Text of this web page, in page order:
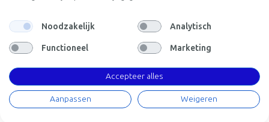
3811 LH Amersfoort
Noodzakelijk Analytisch
Functioneel Marketing
Accepteer alles
Aanpassen Weigeren